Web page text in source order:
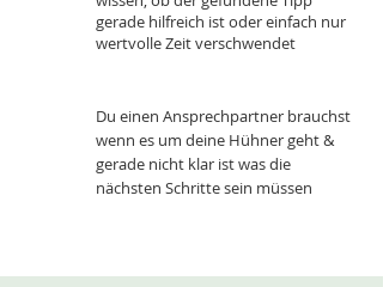
gerade hilfreich ist oder einfach nur
wertvolle Zeit verschwendet
Du einen Ansprechpartner brauchst
wenn es um deine Hühner geht &
gerade nicht klar ist was die
nächsten Schritte sein müssen